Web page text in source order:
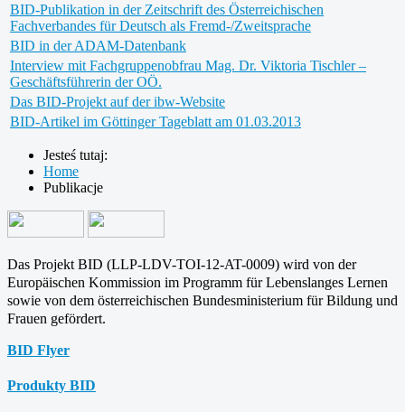
BID-Publikation in der Zeitschrift des Österreichischen
Fachverbandes für Deutsch als Fremd-/Zweitsprache
BID in der ADAM-Datenbank
Interview mit Fachgruppenobfrau Mag. Dr. Viktoria Tischler –
Geschäftsführerin der OÖ.
Das BID-Projekt auf der ibw-Website
BID-Artikel im Göttinger Tageblatt am 01.03.2013
Jesteś tutaj:
Home
Publikacje
Das Projekt BID (LLP-LDV-TOI-12-AT-0009) wird von der
Europäischen Kommission im Programm fürLebenslanges Lernen
sowie von dem österreichischen Bundesministerium für Bildung und
Frauen gefördert.
BID Flyer
Produkty BID